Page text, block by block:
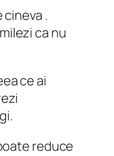
.
ca nu
ce ai
reduce